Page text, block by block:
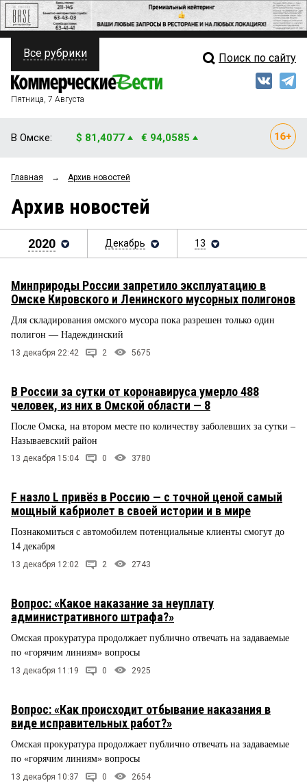
ПОЛИТИКА
ФИНАНСЫ
ОБЩЕСТВО
ЗАКОН
НОВОСТИ КОМПАНИЙ
СТИЛЬ ЖИЗНИ
Свежий выпуск
Блоги
Все рубрики Поиск по сайту
Пятница, 7 Августа
В Омске: $ 81,4077 € 94,0585
Главная → Архив новостей
Архив новостей
2020 Декабрь 13
Минприроды России запретило эксплуатацию в
Омске Кировского и Ленинского мусорных полигонов
Для складирования омского мусора пока разрешен только один
полигон — Надеждинский
13 декабря 22:42 2 5675
В России за сутки от коронавируса умерло 488
человек, из них в Омской области — 8
После Омска, на втором месте по количеству заболевших за сутки –
Называевский район
13 декабря 15:04 0 3780
F назло L привёз в Россию — с точной ценой самый
мощный кабриолет в своей истории и в мире
Познакомиться с автомобилем потенциальные клиенты смогут до
14 декабря
13 декабря 12:02 2 2743
Вопрос: «Какое наказание за неуплату
административного штрафа?»
Омская прокуратура продолжает публично отвечать на задаваемые
по «горячим линиям» вопросы
13 декабря 11:19 0 2925
Вопрос: «Как происходит отбывание наказания в
виде исправительных работ?»
Омская прокуратура продолжает публично отвечать на задаваемые
по «горячим линиям» вопросы
13 декабря 10:37 0 2654